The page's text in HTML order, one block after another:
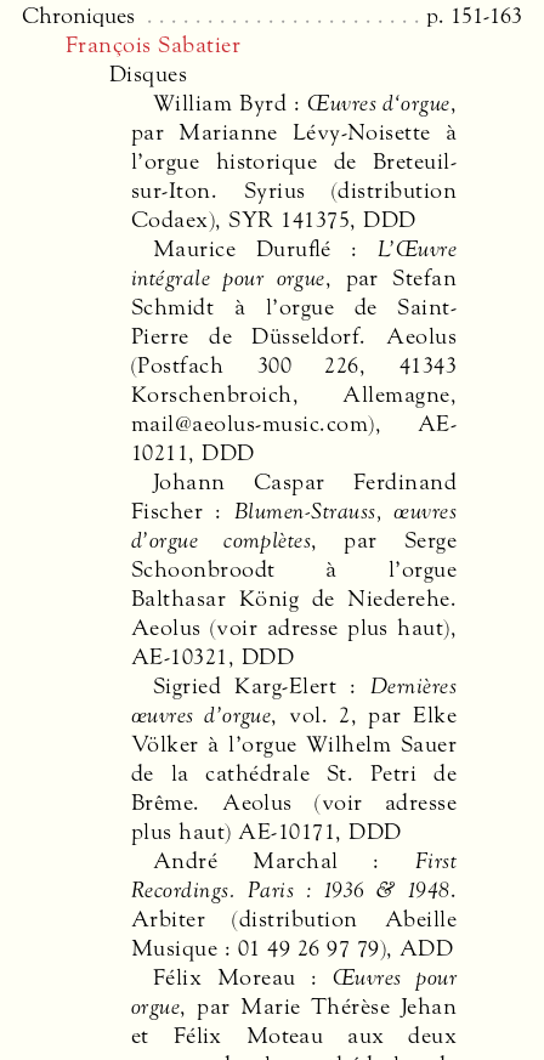
Chroniques
p. 151-163
François Sabatier
Disques
William Byrd :Œuvres d‘orgue,
par Marianne Lévy-Noisette à
l’orgue historique de Breteuil-
sur-Iton. Syrius (distribution
Codaex),SYR 141375,DDD
Maurice Duruflé : L’Œuvre
intégrale pour orgue, par Stefan
Schmidt à l’orgue de Saint-
Pierre de Düsseldorf. Aeolus
(Postfach 300 226, 41343
Korschenbroich, Allemagne,
mail@aeolus-music.com), AE-
10211,DDD
Johann Caspar Ferdinand
Fischer : Blumen-Strauss, œuvres
d’orgue complètes, par Serge
Schoonbroodt à l’orgue
Balthasar König de Niederehe.
Aeolus (voir adresse plus haut),
AE-10321, DDD
Sigried Karg-Elert : Dernières
œuvres d’orgue, vol. 2, par Elke
Völker à l’orgue Wilhelm Sauer
de la cathédrale St. Petri de
Brême. Aeolus (voir adresse
plus haut) AE-10171,DDD
André Marchal : First
Recordings. Paris : 1936 & 1948.
Arbiter (distribution Abeille
Musique : 01 49 26 97 79), ADD
Félix Moreau : Œuvres pour
orgue, par Marie Thérèse Jehan
et Félix Moteau aux deux